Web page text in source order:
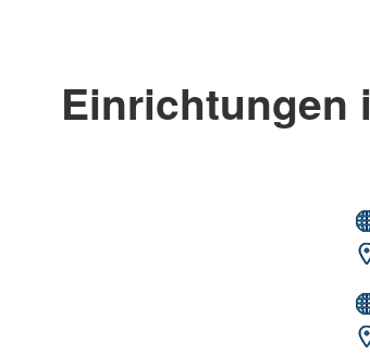
Einrichtungen